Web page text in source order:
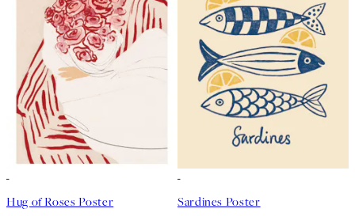
Hug of Roses Poster Sardines Poster